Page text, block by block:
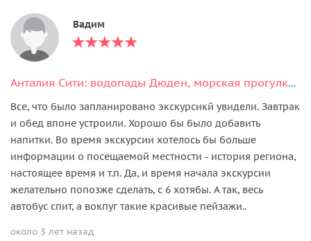
Вадим
Анталия Сити: водопады Дюден, морская прогулка и старый город Калеичи
Все, что было запланировано экскурсикй увидели. Завтрак
и обед впоне устроили. Хорошо бы было добавить
напитки. Во время экскурсии хотелось бы больше
информации о посещаемой местности - история региона,
настоящее время и т.п. Да, и время начала экскурсии
желательно попозже сделать, с 6 хотябы. А так, весь
автобус спит, а вокпуг такие красивые пейзажи..
около 3 лет назад